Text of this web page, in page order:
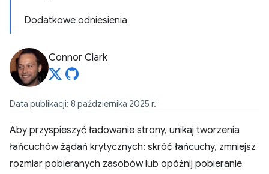
Dodatkowe odniesienia
Connor Clark
Data publikacji: 8 października 2025 r.
Aby przyspieszyć ładowanie strony, unikaj tworzenia
łańcuchów żądań krytycznych: skróć łańcuchy, zmniejsz
rozmiar pobieranych zasobów lub opóźnij pobieranie